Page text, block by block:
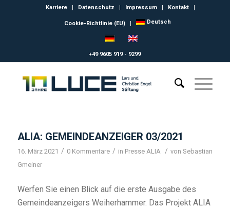
Karriere Datenschutz Impressum Kontakt
Cookie-Richtlinie (EU) Deutsch
+49 9605 919 - 9299
ALIA: GEMEINDEANZEIGER 03/2021
16. März 2021 / 0 Kommentare / in Presse ALIA / von Sebastian
Gmeiner
Werfen Sie einen Blick auf die erste Ausgabe des
Gemeindeanzeigers Weiherhammer. Das Projekt ALIA